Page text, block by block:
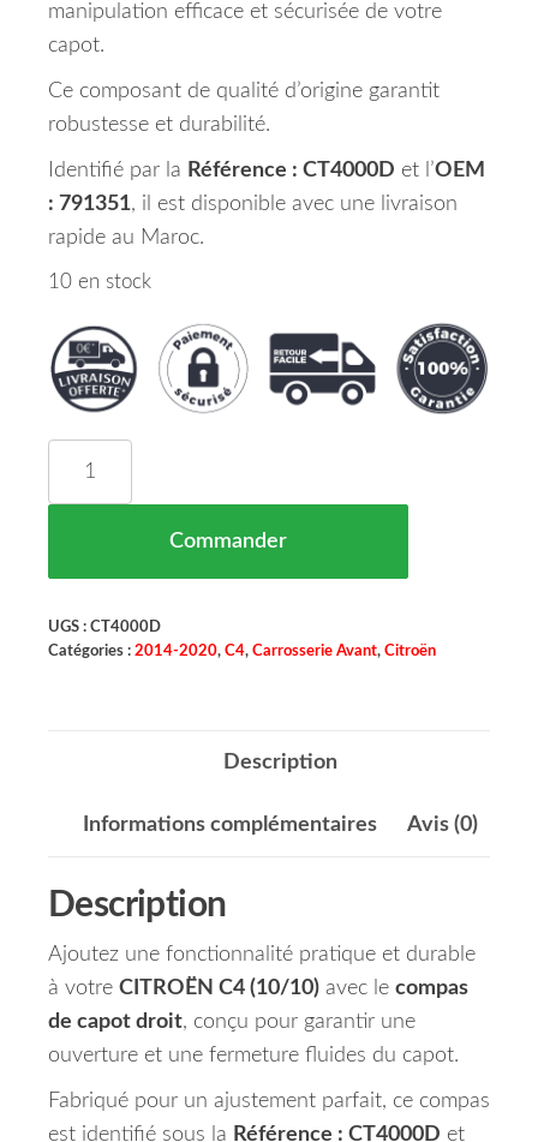
manipulation efficace et sécurisée de votre
capot.
Ce composant de qualité d’origine garantit
robustesse et durabilité.
Identifié par la Référence : CT4000D et l’OEM
: 791351, il est disponible avec une livraison
rapide au Maroc.
10 en stock
Commander
UGS : CT4000D
Catégories : 2014-2020, C4, Carrosserie Avant, Citroën
Description
Informations complémentaires Avis (0)
Description
Ajoutez une fonctionnalité pratique et durable
à votre CITROËN C4 (10/10) avec le compas
de capot droit, conçu pour garantir une
ouverture et une fermeture fluides du capot.
Fabriqué pour un ajustement parfait, ce compas
est identifié sous la Référence : CT4000D et